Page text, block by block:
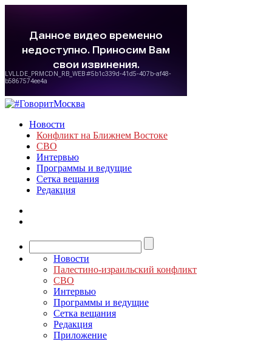
Новости
Конфликт на Ближнем Востоке
СВО
Интервью
Программы и ведущие
Сетка вещания
Редакция
Новости
Палестино-израильский конфликт
СВО
Интервью
Программы и ведущие
Сетка вещания
Редакция
Приложение